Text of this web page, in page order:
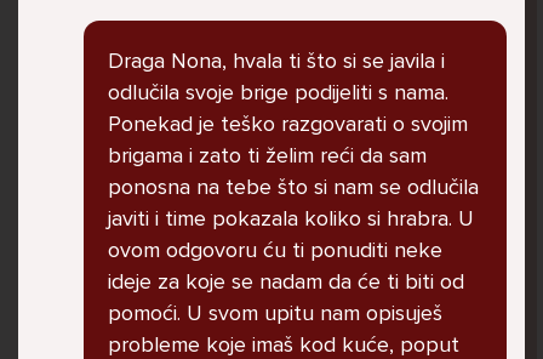
nisam htjela ići u školu jer me to sve jako
pogodilo. Cyber bulyala me preko snapchata
i drugih drugih društvenih mreža. Sad opet
razgovaramo no jako teško. Stalno provodim
vrijeme učeći ili trenirajući moje pse jako sam
vezana za njih te ih jako volim Često
razgovaram s mamom no ne želim joj sve reći
jer me ne shvaća. Ponekad želim skočiti sa
balkona svoje kuće. Neznam što da više
Draga Nona, hvala ti što si se javila i
odlučila svoje brige podijeliti s nama.
Ponekad je teško razgovarati o svojim
brigama i zato ti želim reći da sam
ponosna na tebe što si nam se odlučila
javiti i time pokazala koliko si hrabra. U
ovom odgovoru ću ti ponuditi neke
ideje za koje se nadam da će ti biti od
pomoći. U svom upitu nam opisuješ
probleme koje imaš kod kuće, poput